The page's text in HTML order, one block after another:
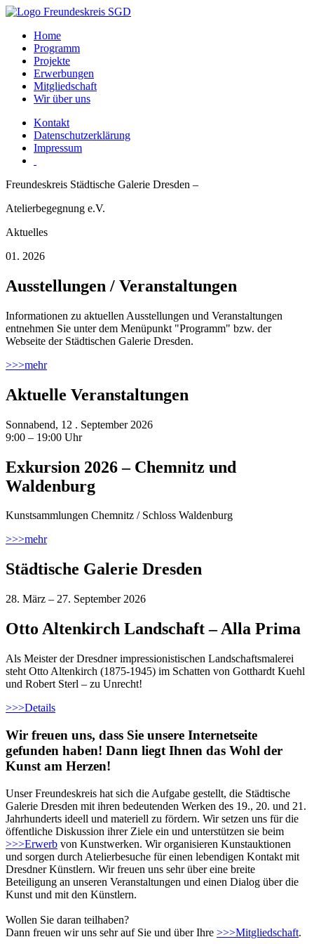
Home
Programm
Projekte
Erwerbungen
Mitgliedschaft
Wir über uns
Kontakt
Datenschutzerklärung
Impressum
Freundeskreis Städtische Galerie Dresden –
Atelierbegegnung e.V.
Aktuelles
01. 2026
Ausstellungen / Veranstaltungen
Informationen zu aktuellen Ausstellungen und Veranstaltungen
entnehmen Sie unter dem Menüpunkt "Programm" bzw. der
Webseite der Städtischen Galerie Dresden.
>>>mehr
Aktuelle Veranstaltungen
Sonnabend, 12 . September 2026
9:00 – 19:00 Uhr
Exkursion 2026 – Chemnitz und
Waldenburg
Kunstsammlungen Chemnitz / Schloss Waldenburg
>>>mehr
Städtische Galerie Dresden
28. März – 27. September 2026
Otto Altenkirch Landschaft – Alla Prima
Als Meister der Dresdner impressionistischen Landschaftsmalerei
steht Otto Altenkirch (1875-1945) im Schatten von Gotthardt Kuehl
und Robert Sterl – zu Unrecht!
>>>Details
Wir freuen uns, dass Sie unsere Internetseite
gefunden haben! Dann liegt Ihnen das Wohl der
Kunst am Herzen!
Unser Freundeskreis hat sich die Aufgabe gestellt, die Städtische
Galerie Dresden mit ihren bedeutenden Werken des 19., 20. und 21.
Jahrhunderts ideell und materiell zu fördern. Wir setzen uns für die
öffentliche Diskussion ihrer Ziele ein und unterstützen sie beim
>>>Erwerb von Kunstwerken. Wir organisieren Kunstauktionen
und sorgen durch Atelierbesuche für einen lebendigen Kontakt mit
Dresdner Künstlern. Wir freuen uns sehr über eine breite
Beteiligung an unseren Veranstaltungen und einen Dialog über die
Kunst und mit den Künstlern.
Wollen Sie daran teilhaben?
Dann freuen wir uns sehr auf Sie und über Ihre >>>Mitgliedschaft.